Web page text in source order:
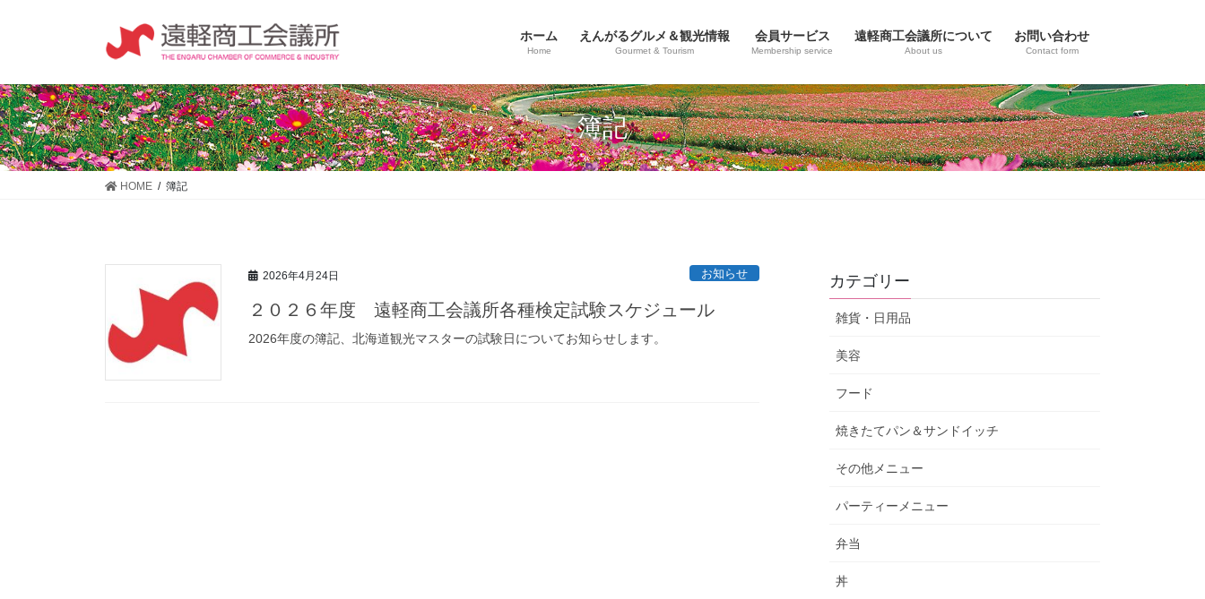
ツ
に
移
動
シ
ョ
ン
に
ホーム
Home
えんがるグルメ＆観光情報
Gourmet & Tourism
会員サービス
Membership service
遠軽商工会議所について
About us
お問い合わせ
Contact form
簿記
HOME 簿記
2026年4月24日 お知らせ
２０２６年度 遠軽商工会議所各種検定試験スケジュール
2026年度の簿記、北海道観光マスターの試験日についてお知らせします。
カテゴリー
雑貨・日用品
美容
フード
焼きたてパン＆サンドイッチ
その他メニュー
パーティーメニュー
弁当
丼